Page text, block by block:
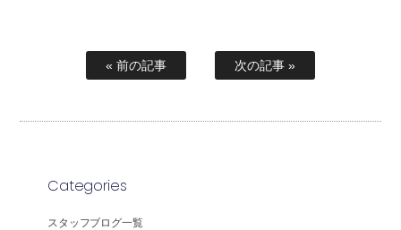
« 前の記事 次の記事 »
Categories
スタッフブログ一覧